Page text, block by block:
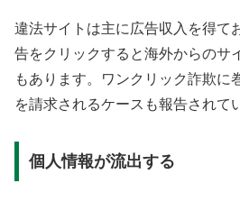
違法サイトは主に広告収入を得て
告をクリックすると海外からのサ
もあります。ワンクリック詐欺に
を請求されるケースも報告されて
個人情報が流出する